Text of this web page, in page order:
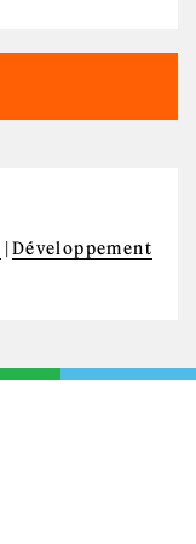
Développement